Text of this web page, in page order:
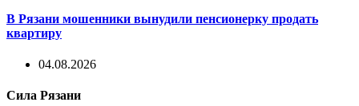
В Рязани мошенники вынудили пенсионерку продать
квартиру
04.08.2026
Сила Рязани